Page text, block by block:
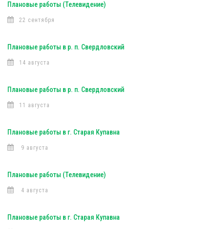
Плановые работы (Телевидение)
22 сентября
Плановые работы в р. п. Свердловский
14 августа
Плановые работы в р. п. Свердловский
11 августа
Плановые работы в г. Старая Купавна
9 августа
Плановые работы (Телевидение)
4 августа
Плановые работы в г. Старая Купавна